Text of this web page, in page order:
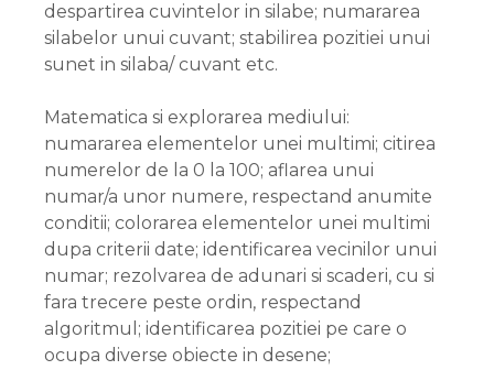
despartirea cuvintelor in silabe; numararea
silabelor unui cuvant; stabilirea pozitiei unui
sunet in silaba/ cuvant etc.
Matematica si explorarea mediului:
numararea elementelor unei multimi; citirea
numerelor de la 0 la 100; aflarea unui
numar/a unor numere, respectand anumite
conditii; colorarea elementelor unei multimi
dupa criterii date; identificarea vecinilor unui
numar; rezolvarea de adunari si scaderi, cu si
fara trecere peste ordin, respectand
algoritmul; identificarea pozitiei pe care o
ocupa diverse obiecte in desene;